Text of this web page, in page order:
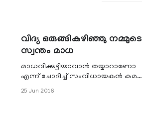
വിദ്യ ഒരുങ്ങികഴിഞ്ഞു നമ്മുടെ
സ്വന്തം മാധ
മാധവിക്കുട്ടിയാവാൻ തയ്യാറാണോ
എന്ന് ചോദിച്ച് സംവിധായകൻ കമല്‍
25 Jun 2016